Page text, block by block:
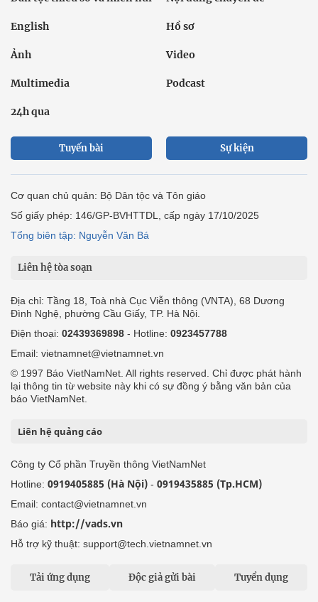
English Hồ sơ
Ảnh Video
Multimedia Podcast
24h qua
Tuyến bài Sự kiện
Cơ quan chủ quản: Bộ Dân tộc và Tôn giáo
Số giấy phép: 146/GP-BVHTTDL, cấp ngày 17/10/2025
Tổng biên tập: Nguyễn Văn Bá
Liên hệ tòa soạn
Địa chỉ: Tầng 18, Toà nhà Cục Viễn thông (VNTA), 68 Dương
Đình Nghệ, phường Cầu Giấy, TP. Hà Nội.
Điện thoại: 02439369898 - Hotline: 0923457788
Email: vietnamnet@vietnamnet.vn
© 1997 Báo VietNamNet. All rights reserved. Chỉ được phát hành
lại thông tin từ website này khi có sự đồng ý bằng văn bản của
báo VietNamNet.
Liên hệ quảng cáo
Công ty Cổ phần Truyền thông VietNamNet
Hotline: 0919405885 (Hà Nội) - 0919435885 (Tp.HCM)
Email: contact@vietnamnet.vn
Báo giá: http://vads.vn
Hỗ trợ kỹ thuật: support@tech.vietnamnet.vn
Tải ứng dụng Độc giả gửi bài Tuyển dụng